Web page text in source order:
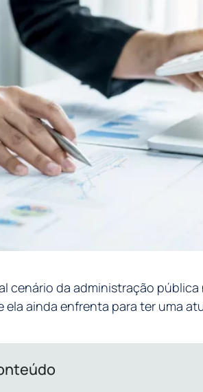
cenário da administração pública
ela ainda enfrenta para ter uma